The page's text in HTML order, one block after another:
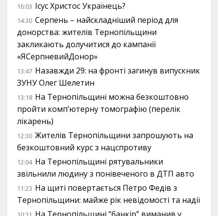
16:03 Ісус Христос Українець?
14:30 Серпень – найскладніший період для
донорства: жителів Тернопільщини
закликають долучитися до кампанії
«ЯСерпневийДонор»
13:47 Назавжди 29: на фронті загинув випускник
ЗУНУ Олег Шелетин
13:18 На Тернопільщині можна безкоштовно
пройти комп’ютерну томографію (перелік
лікарень)
12:30 Жителів Тернопільщини запрошують на
безкоштовний курс з нацспротиву
12:04 На Тернопільщині рятувальники
звільнили людину з понівеченого в ДТП авто
11:23 На щиті повертається Петро Федів з
Тернопільщини: майже рік невідомості та надії